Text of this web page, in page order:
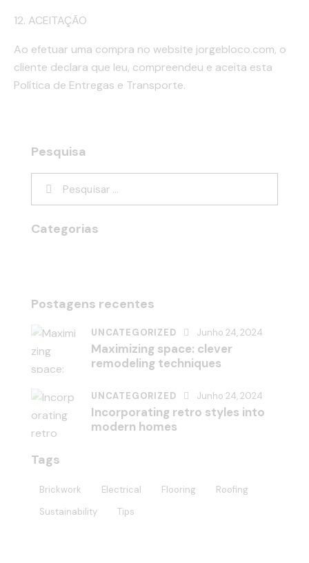
12. ACEITAÇÃO
Ao efetuar uma compra no website jorgebloco.com, o
cliente declara que leu, compreendeu e aceita esta
Política de Entregas e Transporte.
Pesquisa
Categorias
Postagens recentes
UNCATEGORIZED Junho 24, 2024
Maximizing space: clever
remodeling techniques
UNCATEGORIZED Junho 24, 2024
Incorporating retro styles into
modern homes
Tags
Brickwork Electrical Flooring
Roofing
Sustainability
Tips